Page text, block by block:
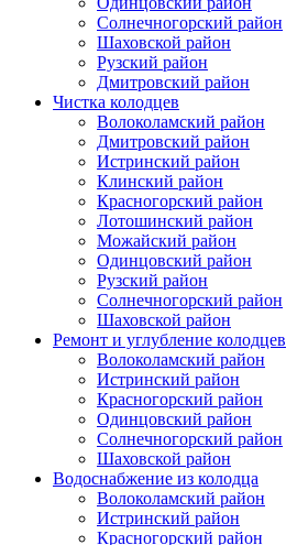
Солнечногорский район
Шаховской район
Рузский район
Дмитровский район
Чистка колодцев
Волоколамский район
Дмитровский район
Истринский район
Клинский район
Красногорский район
Лотошинский район
Можайский район
Одинцовский район
Рузский район
Солнечногорский район
Шаховской район
Ремонт и углубление колодцев
Волоколамский район
Истринский район
Красногорский район
Одинцовский район
Солнечногорский район
Шаховской район
Водоснабжение из колодца
Волоколамский район
Истринский район
Красногорский район